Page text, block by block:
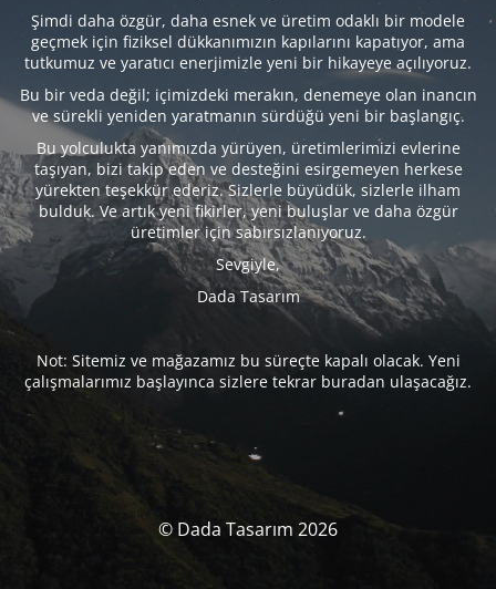
Şimdi daha özgür, daha esnek ve üretim odaklı bir modele
geçmek için fiziksel dükkanımızın kapılarını kapatıyor, ama
tutkumuz ve yaratıcı enerjimizle yeni bir hikayeye açılıyoruz.
Bu bir veda değil; içimizdeki merakın, denemeye olan inancın
ve sürekli yeniden yaratmanın sürdüğü yeni bir başlangıç.
Bu yolculukta yanımızda yürüyen, üretimlerimizi evlerine
taşıyan, bizi takip eden ve desteğini esirgemeyen herkese
yürekten teşekkür ederiz. Sizlerle büyüdük, sizlerle ilham
bulduk. Ve artık yeni fikirler, yeni buluşlar ve daha özgür
üretimler için sabırsızlanıyoruz.
Sevgiyle,
Dada Tasarım
Not: Sitemiz ve mağazamız bu süreçte kapalı olacak. Yeni
çalışmalarımız başlayınca sizlere tekrar buradan ulaşacağız.
© Dada Tasarım 2026